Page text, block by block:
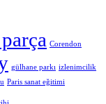
Corendon
gülhane parkı izlenimcilik
Paris sanat eğitimi